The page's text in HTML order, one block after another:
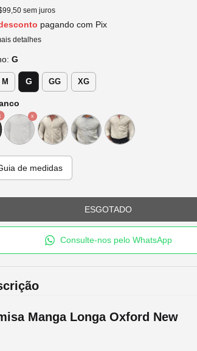
sem juros
pagando com Pix
detalhes
G
M G GG XG
de medidas
Consulte-nos pelo WhatsApp
Manga Longa Oxford New